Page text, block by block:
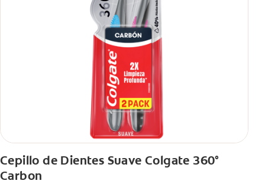
Cepillo de Dientes Suave Colgate 360°
Carbon